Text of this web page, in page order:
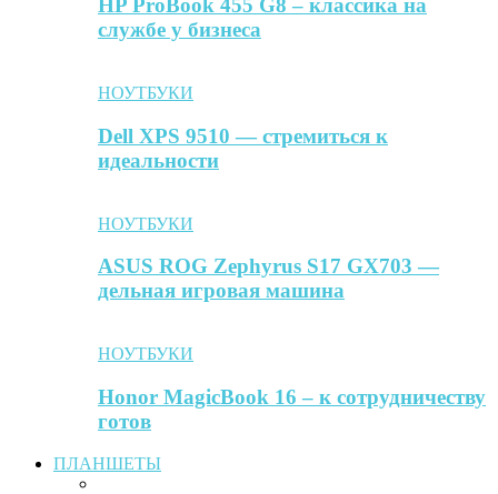
HP ProBook 455 G8 – классика на
службе у бизнеса
НОУТБУКИ
Dell XPS 9510 — стремиться к
идеальности
НОУТБУКИ
ASUS ROG Zephyrus S17 GX703 —
дельная игровая машина
НОУТБУКИ
Honor MagicBook 16 – к сотрудничеству
готов
ПЛАНШЕТЫ